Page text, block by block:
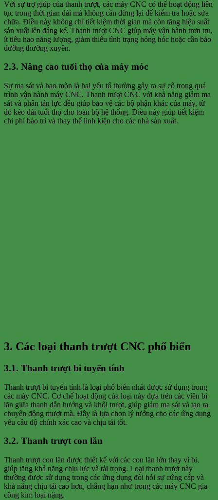
Với sự trợ giúp của thanh trượt, các máy CNC có thể hoạt động liên
tục trong thời gian dài mà không cần dừng lại để kiểm tra hoặc sửa
chữa. Điều này không chỉ tiết kiệm thời gian mà còn tăng hiệu suất
sản xuất lên đáng kể. Thanh trượt CNC giúp máy vận hành trơn tru,
ít tiêu hao năng lượng, giảm thiểu tình trạng hỏng hóc hoặc cần bảo
dưỡng thường xuyên.
2.3. Nâng cao tuổi thọ của máy móc
Sự ma sát và hao mòn là hai yếu tố thường gây ra sự cố trong quá
trình vận hành máy CNC. Thanh trượt CNC với khả năng giảm ma
sát và phân tán lực đều giúp bảo vệ các bộ phận khác của máy, từ
đó kéo dài tuổi thọ cho toàn bộ hệ thống. Điều này giúp tiết kiệm
chi phí bảo trì và thay thế linh kiện cho các nhà sản xuất.
3. Các loại thanh trượt CNC phổ biến
3.1. Thanh trượt bi tuyến tính
Thanh trượt bi tuyến tính là loại phổ biến nhất được sử dụng trong
các máy CNC. Cơ chế hoạt động của loại này dựa trên các viên bi
lăn giữa thanh dẫn hướng và khối trượt, giúp giảm ma sát và tạo ra
chuyển động mượt mà. Đây là lựa chọn lý tưởng cho các ứng dụng
yêu cầu độ chính xác cao và chịu tải tốt.
3.2. Thanh trượt con lăn
Thanh trượt con lăn được thiết kế với các con lăn lớn thay vì bi,
giúp tăng khả năng chịu lực và tải trọng. Loại thanh trượt này
thường được sử dụng trong các ứng dụng đòi hỏi sự cứng cáp và
khả năng chịu tải cao hơn, chẳng hạn như trong các máy CNC gia
công kim loại nặng.